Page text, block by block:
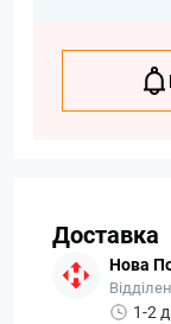
Доставка
Нова
1-2